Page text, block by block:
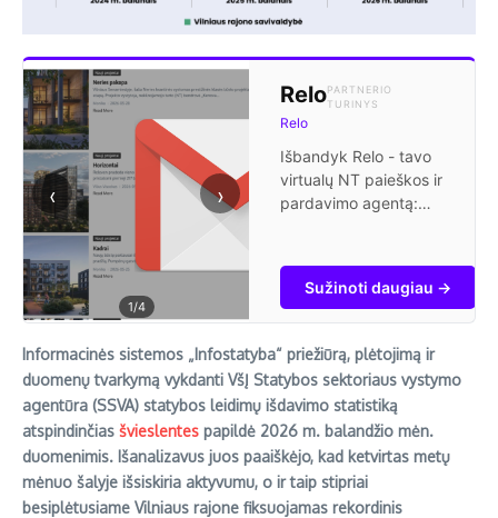
‹ ›
1/4
Relo
Relo
PARTNERIO
TURINYS
Išbandyk Relo - tavo
virtualų NT paieškos ir
pardavimo agentą:
sužinok savo turto
kainą, rask turtą
žemiau rinkos kainos
ir nereklamuojamus
skelbimus.
Sužinoti daugiau →
Informacinės sistemos „Infostatyba“ priežiūrą, plėtojimą ir
duomenų tvarkymą vykdanti VšĮ Statybos sektoriaus vystymo
agentūra (SSVA) statybos leidimų išdavimo statistiką
atspindinčias švieslentes papildė 2026 m. balandžio mėn.
duomenimis. Išanalizavus juos paaiškėjo, kad ketvirtas metų
mėnuo šalyje išsiskiria aktyvumu, o ir taip stipriai
besiplėtusiame Vilniaus rajone fiksuojamas rekordinis